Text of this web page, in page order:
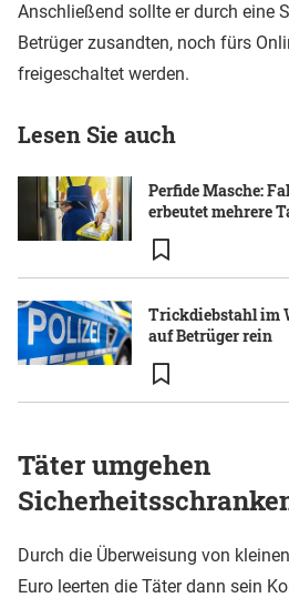
Anschließend sollte er durch eine
Betrüger zusandten, noch fürs
freigeschaltet werden.
Lesen Sie auch
Perfide Masche:
erbeutet mehrere
Trickdiebstahl im
auf Betrüger rein
Täter umgehen
Durch die Überweisung von
Euro leerten die Täter dann sein